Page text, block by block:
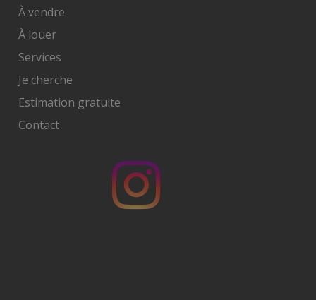
À vendre
À louer
Services
Je cherche
Estimation gratuite
Contact